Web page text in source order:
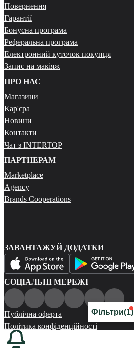
Фільтри(1)
Повернення
Гарантії
Бонусна програма
Реферальна програма
Електронний куточок покупця
Запис на макіяж
ПРО НАС
Магазини
Кар'єра
Новини
Контакти
Чат з INTERTOP
ПАРТНЕРАМ
Marketplace
Agency
Brands Cooperations
ЗАВАНТАЖУЙ ДОДАТКИ
СОЦІАЛЬНІ МЕРЕЖІ
Публічна оферта
Політика конфіденційності
Карта сайту
© 2026 Всі права захищені